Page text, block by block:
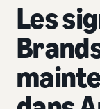
Les